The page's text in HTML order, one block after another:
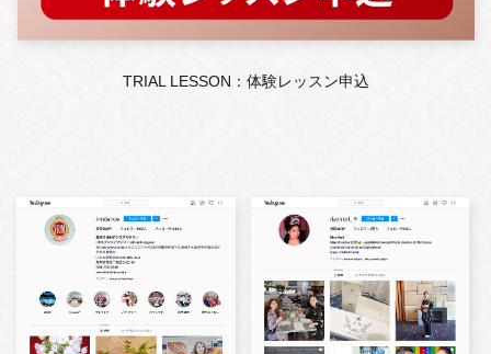
TRIAL LESSON：体験レッスン申込